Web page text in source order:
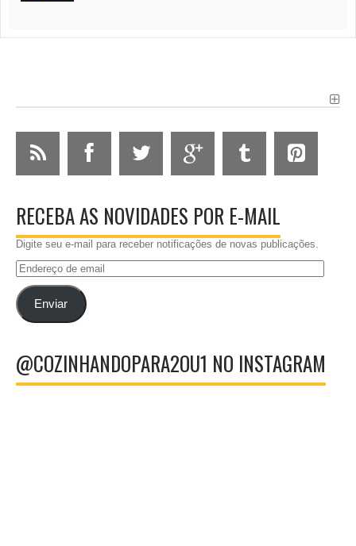
RECEBA AS NOVIDADES POR E-MAIL
Digite seu e-mail para receber notificações de novas publicações.
Endereço
emailEnviar
@COZINHANDOPARA2OU1 NO INSTAGRAM